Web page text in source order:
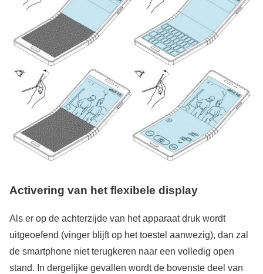
Activering van het flexibele display
Als er op de achterzijde van het apparaat druk wordt
uitgeoefend (vinger blijft op het toestel aanwezig), dan zal
de smartphone niet terugkeren naar een volledig open
stand. In dergelijke gevallen wordt de bovenste deel van